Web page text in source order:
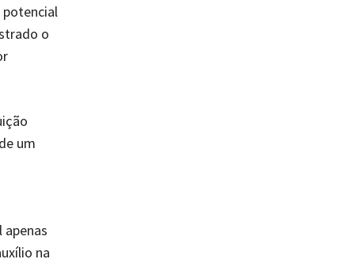
o
um
apenas
na